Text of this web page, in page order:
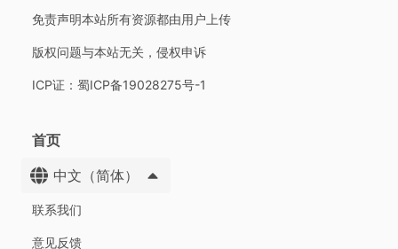
免责声明本站所有资源都由用户上传
版权问题与本站无关，侵权申诉
ICP证：蜀ICP备19028275号-1
首页
中文（简体）
联系我们
意见反馈